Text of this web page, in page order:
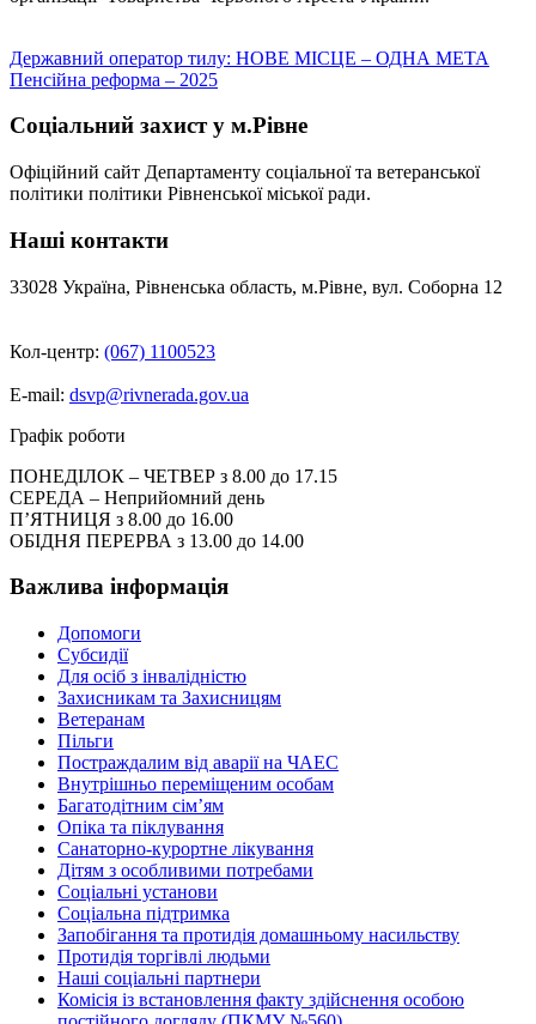
Навігація
записів
Державний оператор тилу: НОВЕ МІСЦЕ – ОДНА МЕТА
Пенсійна реформа – 2025
Соціальний захист у м.Рівне
Офіційний сайт Департаменту соціальної та ветеранської
політики політики Рівненської міської ради.
Наші контакти
33028 Україна, Рівненська область, м.Рівне, вул. Соборна 12
Кол-центр: (067) 1100523
E-mail: dsvp@rivnerada.gov.ua
Графік роботи
ПОНЕДІЛОК – ЧЕТВЕР з 8.00 до 17.15
СЕРЕДА – Неприйомний день
П’ЯТНИЦЯ з 8.00 до 16.00
ОБІДНЯ ПЕРЕРВА з 13.00 до 14.00
Важлива інформація
Допомоги
Субсидії
Для осіб з інвалідністю
Захисникам та Захисницям
Ветеранам
Пільги
Постраждалим від аварії на ЧАЕС
Внутрішньо переміщеним особам
Багатодітним сім’ям
Опіка та піклування
Санаторно-курортне лікування
Дітям з особливими потребами
Соціальні установи
Соціальна підтримка
Запобігання та протидія домашньому насильству
Протидія торгівлі людьми
Наші соціальні партнери
Комісія із встановлення факту здійснення особою